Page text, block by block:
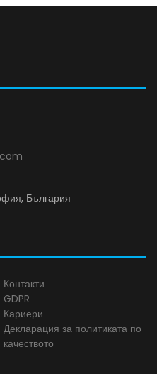
България
Контакти
GDPR
Кариери
Декларация за политиката по
качеството